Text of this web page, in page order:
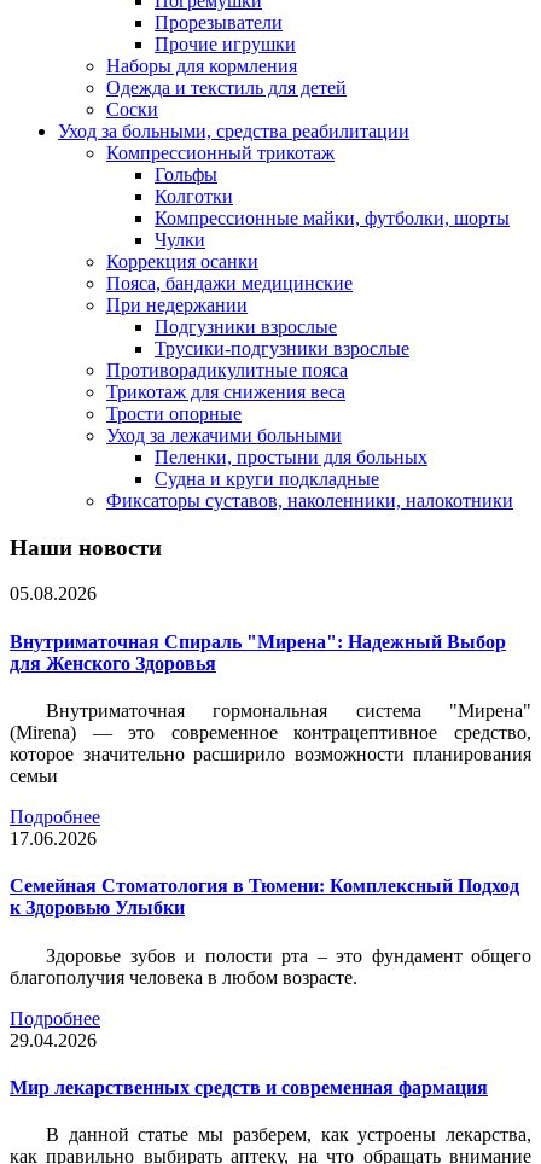
Прорезыватели
Прочие игрушки
Наборы для кормления
Одежда и текстиль для детей
Соски
Уход за больными, средства реабилитации
Компрессионный трикотаж
Гольфы
Колготки
Компрессионные майки, футболки, шорты
Чулки
Коррекция осанки
Пояса, бандажи медицинские
При недержании
Подгузники взрослые
Трусики-подгузники взрослые
Противорадикулитные пояса
Трикотаж для снижения веса
Трости опорные
Уход за лежачими больными
Пеленки, простыни для больных
Судна и круги подкладные
Фиксаторы суставов, наколенники, налокотники
Наши новости
05.08.2026
Внутриматочная Спираль "Мирена": Надежный Выбор
для Женского Здоровья
Внутриматочная гормональная система "Мирена"
(Mirena) — это современное контрацептивное средство,
которое значительно расширило возможности планирования
семьи
Подробнее
17.06.2026
Семейная Стоматология в Тюмени: Комплексный Подход
к Здоровью Улыбки
Здоровье зубов и полости рта – это фундамент общего
благополучия человека в любом возрасте.
Подробнее
29.04.2026
Мир лекарственных средств и современная фармация
В данной статье мы разберем, как устроены лекарства,
как правильно выбирать аптеку, на что обращать внимание